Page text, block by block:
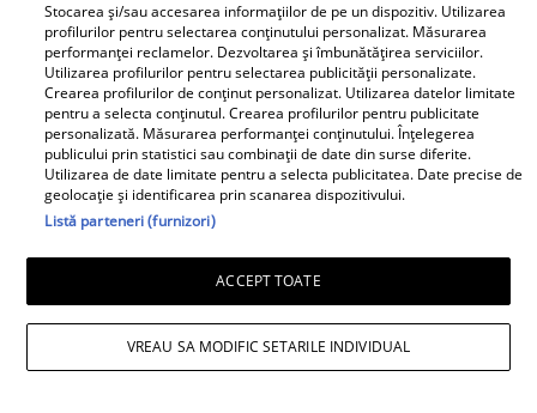
Cabral rupe tăcerea după
divorțul de Andreea Ibacka. „Nu
mi-a convenit să spun asta cu
voce tare. M-a afectat”
Elle
O mai ții minte pe Janine Sârbu?
Stocarea și/sau accesarea informațiilor de pe un dispozitiv. Utilizarea
profilurilor pentru selectarea conținutului personalizat. Măsurarea
performanței reclamelor. Dezvoltarea și îmbunătățirea serviciilor.
Utilizarea profilurilor pentru selectarea publicității personalizate.
Crearea profilurilor de conținut personalizat. Utilizarea datelor limitate
pentru a selecta conținutul. Crearea profilurilor pentru publicitate
personalizată. Măsurarea performanței conținutului. Înțelegerea
publicului prin statistici sau combinații de date din surse diferite.
Utilizarea de date limitate pentru a selecta publicitatea. Date precise de
geolocație și identificarea prin scanarea dispozitivului.
Listă parteneri (furnizori)
ACCEPT TOATE
VREAU SA MODIFIC SETARILE INDIVIDUAL